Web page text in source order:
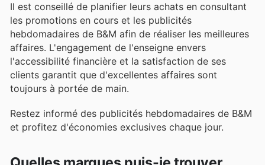
Il est conseillé de planifier leurs achats en consultant
les promotions en cours et les publicités
hebdomadaires de B&M afin de réaliser les meilleures
affaires. L'engagement de l'enseigne envers
l'accessibilité financière et la satisfaction de ses
clients garantit que d'excellentes affaires sont
toujours à portée de main.
Restez informé des publicités hebdomadaires de B&M
et profitez d'économies exclusives chaque jour.